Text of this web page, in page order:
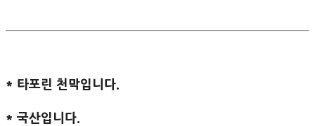
* 타포린 천막입니다.
* 국산입니다.